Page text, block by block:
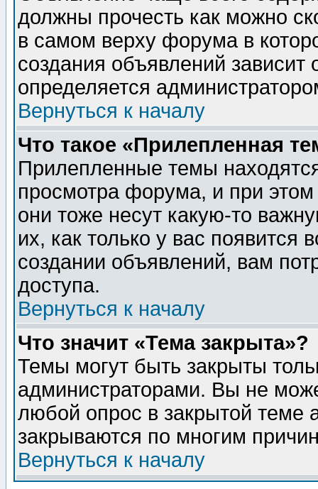
должны прочесть как можно
в самом верху форума в
создания объявлений зависит
определяется
Вернуться к началу
Что такое «Прилепленная
Прилепленные темы
просмотра форума, и при
они тоже несут какую-то
их, как только у вас появится
создании объявлений, вам
доступа.
Вернуться к началу
Что значит «Тема закрыта»?
Темы могут быть закрыты
администраторами. Вы не
любой опрос в закрытой теме
закрываются по многим
Вернуться к началу